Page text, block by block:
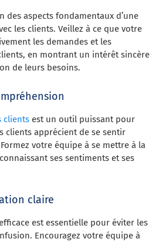
des aspects fondamentaux d’une
les clients. Veillez à ce que votre
les demandes et les
en montrant un intérêt sincère
de leurs besoins.
clients est un outil puissant pour
clients apprécient de se sentir
votre équipe à se mettre à la
ses sentiments et ses
claire
est essentielle pour éviter les
Encouragez votre équipe à